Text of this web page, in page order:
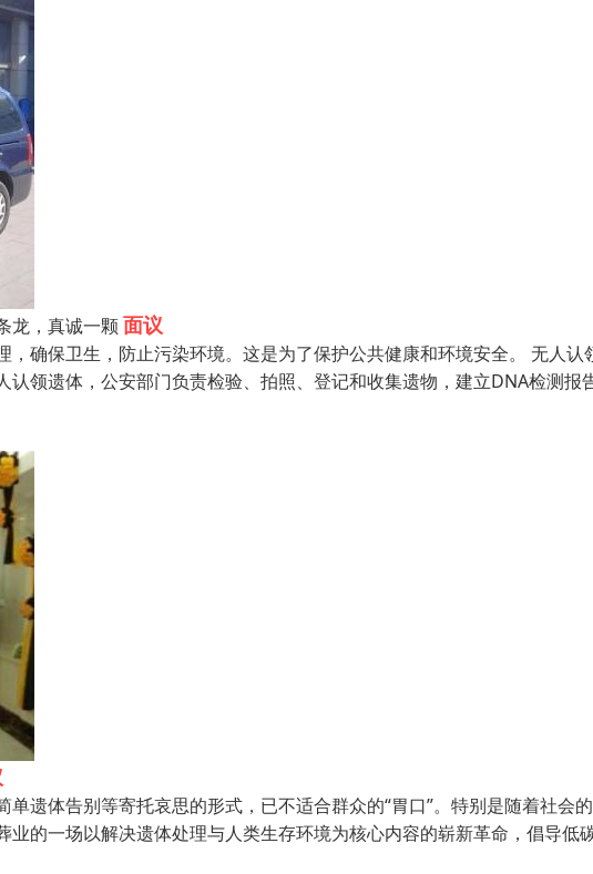
龙，真诚一颗面议
确保卫生，防止污染环境。这是为了保护公共健康和环境安全。 无人认
领遗体，公安部门负责检验、拍照、登记和收集遗物，建立DNA检测报
遗体告别等寄托哀思的形式，已不适合群众的“胃口”。特别是随着社会
的一场以解决遗体处理与人类生存环境为核心内容的崭新革命，倡导低